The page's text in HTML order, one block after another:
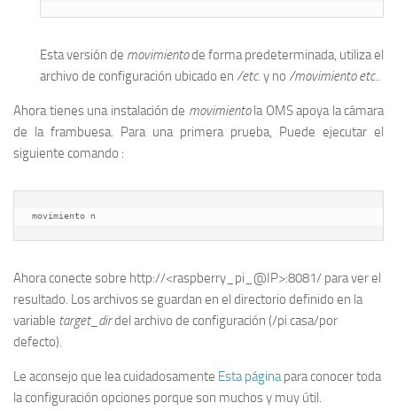
Esta versión de movimientode forma predeterminada, utiliza el
archivo de configuración ubicado en /etc. y no /movimiento etc..
Ahora tienes una instalación de movimientola OMS apoya la cámara
de la frambuesa. Para una primera prueba, Puede ejecutar el
siguiente comando :
movimiento n
Ahora conecte sobre http://<raspberry_pi_@IP>:8081/ para ver el
resultado. Los archivos se guardan en el directorio definido en la
variable target_dirdel archivo de configuración (/pi casa/por
defecto).
Le aconsejo que lea cuidadosamente Esta páginapara conocer toda
la configuración opciones porque son muchos y muy útil.